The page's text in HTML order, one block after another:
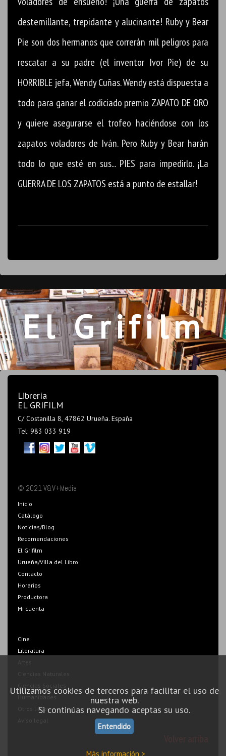
Utilizamos cookies de terceros para facilitar el uso de
nuestra web.
Si continúas navegando aceptas su uso.
Entendido
Más información >
desternillante, trepidante y alucinante! Ruby y Bear
Pie son dos hermanos que correrán mil peligros para
rescatar a su padre (el inventor Ivor Pie) de su
HORRIBLE jefa, Wendy Cuñas. Wendy está dispuesta a
todo para ganar el codiciado premio ZAPATO DE ORO
y quiere asegurarse el trofeo haciéndose con los
zapatos voladores de Iván. Pero Ruby y Bear harán
todo lo que esté en sus... PIES para impedirlo. ¡La
GUERRA DE LOS ZAPATOS está a punto de estallar!
El Grifilm
Librería
EL GRIFILM
C/ Costanilla 8, 47862 Urueña. España
Tel: 983 033 919
© 2021 V&V+Media
Inicio
Catálogo
Noticias/Blog
Recomendaciones
El Grifilm
Urueña/Villa del Libro
Contacto
Horarios
Productora
Mi cuenta
Cine
Literatura
Artes
Ciencias Naturales
Ciencias Sociales
Humanidades
Otros libros
Aviso legal
Volver arriba